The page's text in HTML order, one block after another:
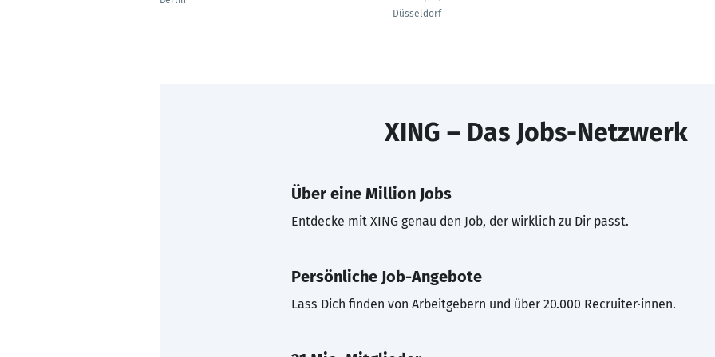
Düsseldorf
XING – Das Jobs-Netzwerk
Über eine Million Jobs
Entdecke mit XING genau den Job, der wirklich zu Dir passt.
Persönliche Job-Angebote
Lass Dich finden von Arbeitgebern und über 20.000 Recruiter·innen.